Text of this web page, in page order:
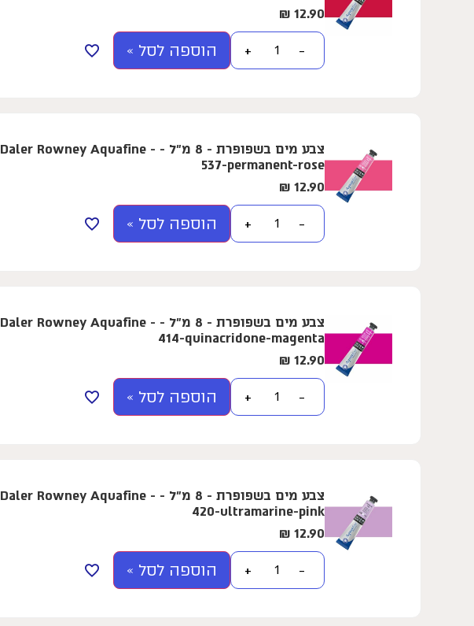
12.90
₪
הוספה לסל » −
+
צבע מים בשפופרת - 8 מ"ל - Daler Rowney Aquafine -
537-permanent-rose
12.90
₪
הוספה לסל » −
+
צבע מים בשפופרת - 8 מ"ל - Daler Rowney Aquafine -
414-quinacridone-magenta
12.90
₪
הוספה לסל » −
+
צבע מים בשפופרת - 8 מ"ל - Daler Rowney Aquafine -
420-ultramarine-pink
12.90
₪
הוספה לסל » −
+